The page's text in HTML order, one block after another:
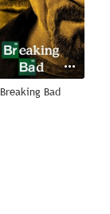
Breaking Bad